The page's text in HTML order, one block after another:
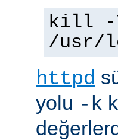
kill -
/usr/
httpd
yolu -k